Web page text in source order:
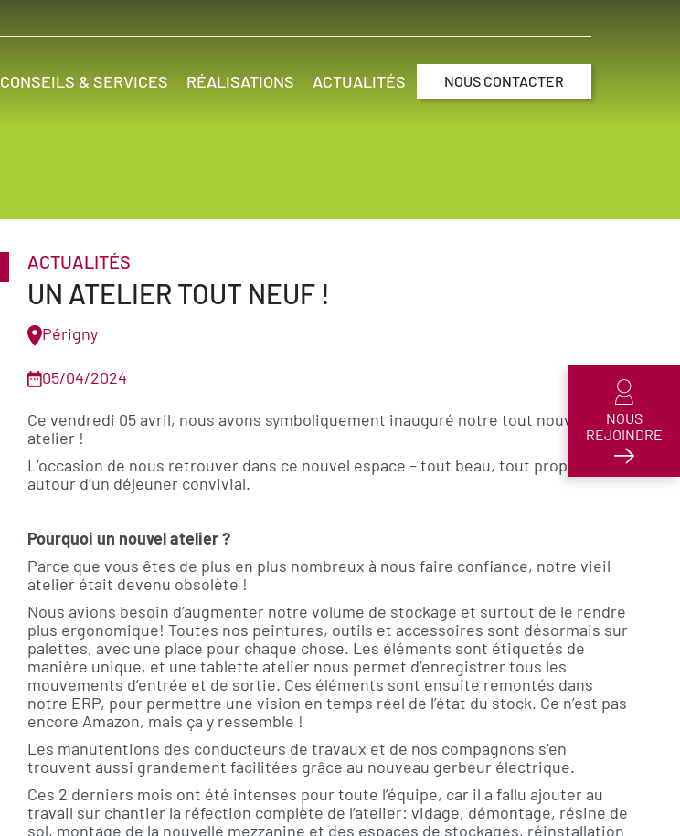
NOUS
REJOINDRE
CONSEILS & SERVICES RÉALISATIONS ACTUALITÉS NOUS CONTACTER
ACTUALITÉS
UN ATELIER TOUT NEUF !
Périgny
05/04/2024
Ce vendredi 05 avril, nous avons symboliquement inauguré notre tout nouvel
atelier !
L’occasion de nous retrouver dans ce nouvel espace – tout beau, tout propre! –
autour d’un déjeuner convivial.
Pourquoi un nouvel atelier ?
Parce que vous êtes de plus en plus nombreux à nous faire confiance, notre vieil
atelier était devenu obsolète !
Nous avions besoin d’augmenter notre volume de stockage et surtout de le rendre
plus ergonomique! Toutes nos peintures, outils et accessoires sont désormais sur
palettes, avec une place pour chaque chose. Les éléments sont étiquetés de
manière unique, et une tablette atelier nous permet d’enregistrer tous les
mouvements d’entrée et de sortie. Ces éléments sont ensuite remontés dans
notre ERP, pour permettre une vision en temps réel de l’état du stock. Ce n’est pas
encore Amazon, mais ça y ressemble !
Les manutentions des conducteurs de travaux et de nos compagnons s’en
trouvent aussi grandement facilitées grâce au nouveau gerbeur électrique.
Ces 2 derniers mois ont été intenses pour toute l’équipe, car il a fallu ajouter au
travail sur chantier la réfection complète de l’atelier: vidage, démontage, résine de
sol, montage de la nouvelle mezzanine et des espaces de stockages, réinstallation